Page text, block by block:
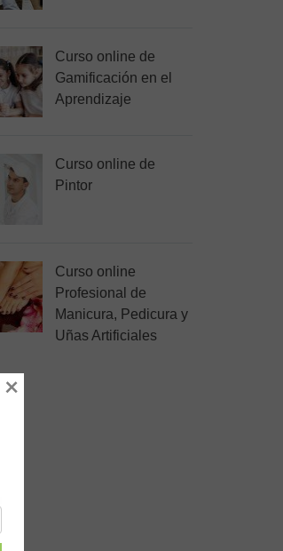
Curso online de
Gamificación en el
Aprendizaje
Curso online de
Pintor
Curso online
Profesional de
Manicura, Pedicura y
Uñas Artificiales
×